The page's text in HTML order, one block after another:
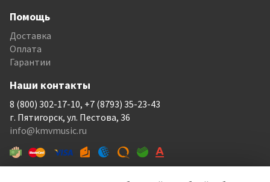
Помощь
Доставка
Оплата
Гарантии
Наши контакты
8 (800) 302-17-10, +7 (8793) 35-23-43
г. Пятигорск, ул. Пестова, 36
info@kmvmusic.ru